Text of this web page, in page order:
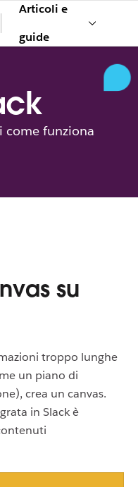
Articoli e
guide
come funziona
su
troppo lunghe
un piano di
crea un canvas.
in Slack è